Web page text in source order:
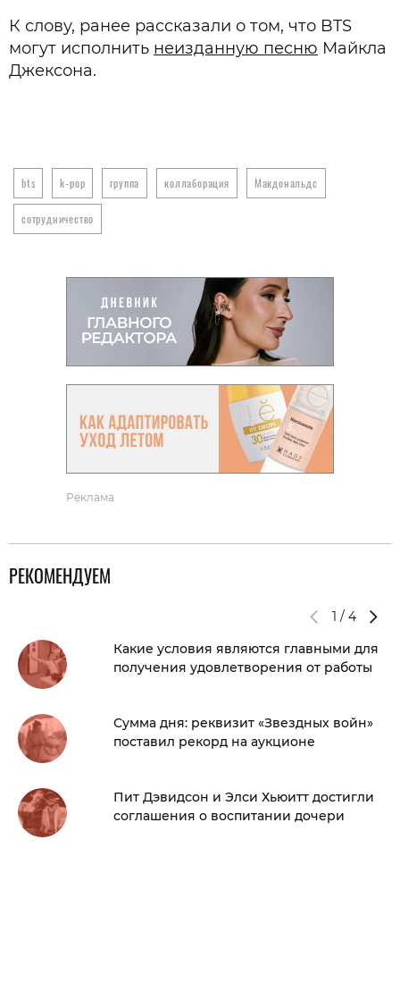
К слову, ранее рассказали о том, что BTS
могут исполнить неизданную песню Майкла
Джексона.
bts k-pop группа коллаборация Макдональдс
сотрудничество
Реклама
РЕКОМЕНДУЕМ
1 / 4
Какие условия являются главными для
получения удовлетворения от работы
Сумма дня: реквизит «Звездных войн»
поставил рекорд на аукционе
Пит Дэвидсон и Элси Хьюитт достигли
соглашения о воспитании дочери